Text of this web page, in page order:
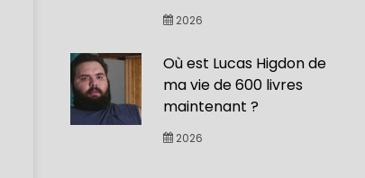
2026
Où est Lucas Higdon de
ma vie de 600 livres
maintenant ?
2026